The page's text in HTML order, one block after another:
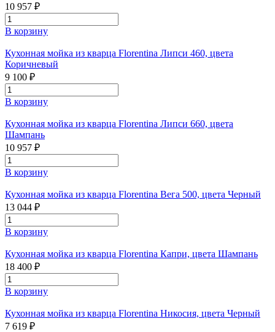
10 957 ₽
В корзину
Кухонная мойка из кварца Florentina Липси 460, цвета
Коричневый
9 100 ₽
В корзину
Кухонная мойка из кварца Florentina Липси 660, цвета
Шампань
10 957 ₽
В корзину
Кухонная мойка из кварца Florentina Вега 500, цвета Черный
13 044 ₽
В корзину
Кухонная мойка из кварца Florentina Капри, цвета Шампань
18 400 ₽
В корзину
Кухонная мойка из кварца Florentina Никосия, цвета Черный
7 619 ₽